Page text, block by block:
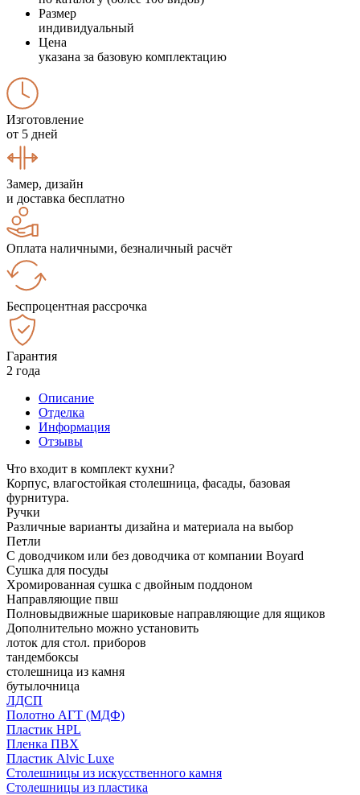
Размер
индивидуальный
Цена
указана за базовую комплектацию
Изготовление
от 5 дней
Замер, дизайн
и доставка бесплатно
Оплата наличными, безналичный расчёт
Беспроцентная рассрочка
Гарантия
2 года
Описание
Отделка
Информация
Отзывы
Что входит в комплект кухни?
Корпус, влагостойкая столешница, фасады, базовая
фурнитура.
Ручки
Различные варианты дизайна и материала на выбор
Петли
С доводчиком или без доводчика от компании Boyard
Сушка для посуды
Хромированная сушка с двойным поддоном
Направляющие пвш
Полновыдвижные шариковые направляющие для ящиков
Дополнительно можно установить
лоток для стол. приборов
тандембоксы
столешница из камня
бутылочница
ЛДСП
Полотно АГТ (МДФ)
Пластик HPL
Пленка ПВХ
Пластик Alvic Luxe
Столешницы из искусственного камня
Столешницы из пластика